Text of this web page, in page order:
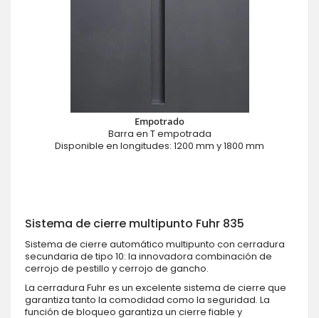
Empotrado
Barra en T empotrada
Disponible en longitudes: 1200 mm y 1800 mm
Sistema de cierre multipunto Fuhr 835
Sistema de cierre automático multipunto con cerradura
secundaria de tipo 10: la innovadora combinación de
cerrojo de pestillo y cerrojo de gancho.
La cerradura Fuhr es un excelente sistema de cierre que
garantiza tanto la comodidad como la seguridad. La
función de bloqueo garantiza un cierre fiable y